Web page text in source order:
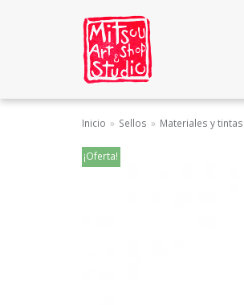
Inicio » Sellos » Materiales y tintas
¡Oferta!